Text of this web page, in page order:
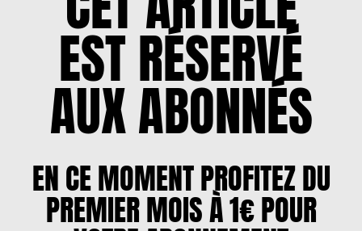
EST RÉSERVÉ
AUX ABONNÉS
EN CE MOMENT PROFITEZ DU
PREMIER MOIS À 1€ POUR